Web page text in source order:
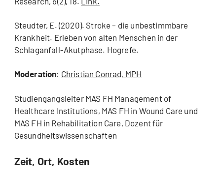
Steudter, E. (2020). Stroke – die unbestimmbare
Krankheit. Erleben von alten Menschen in der
Schlaganfall-Akutphase. Hogrefe.
Moderation: Christian Conrad, MPH
Studiengangsleiter MAS FH Management of
Healthcare Institutions, MAS FH in Wound Care und
MAS FH in Rehabilitation Care, Dozent für
Gesundheitswissenschaften
Zeit, Ort, Kosten